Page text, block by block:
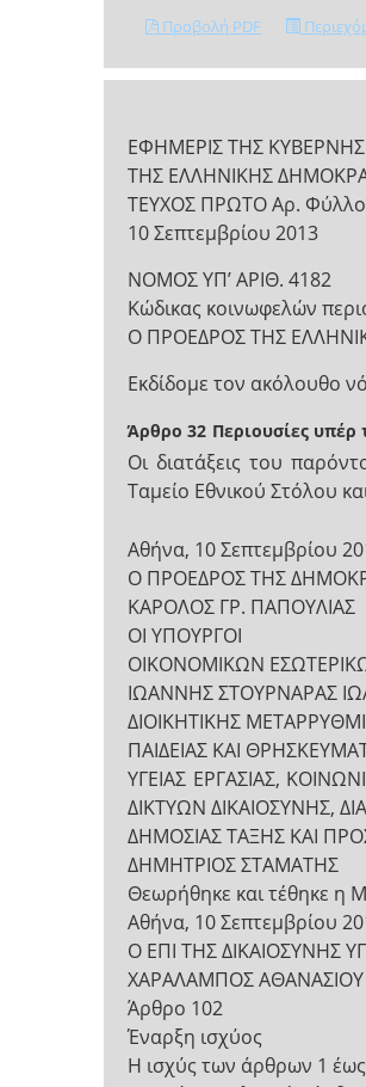
Προβολή PDF
ΕΦΗΜΕΡΙΣ ΤΗΣ
ΤΗΣ ΕΛΛΗΝΙΚΗΣ
ΤΕΥΧΟΣ ΠΡΩΤΟ Αρ.
10 Σεπτεμβρίου 2013
ΝΟΜΟΣ ΥΠ’ ΑΡΙΘ. 4182
Κώδικας κοινωφελών
Ο ΠΡΟΕΔΡΟΣ ΤΗΣ
Εκδίδομε τον ακόλουθο
Άρθρο 32 Περιουσίες
Οι διατάξεις του
Ταμείο Εθνικού Στόλου
Αθήνα, 10 Σεπτεμβρίου
Ο ΠΡΟΕΔΡΟΣ ΤΗΣ
ΚΑΡΟΛΟΣ ΓΡ. ΠΑΠΟΥΛΙΑΣ
ΟΙ ΥΠΟΥΡΓΟΙ
ΟΙΚΟΝΟΜΙΚΩΝ
ΙΩΑΝΝΗΣ ΣΤΟΥΡΝΑΡΑΣ
ΔΙΟΙΚΗΤΙΚΗΣ
ΠΑΙΔΕΙΑΣ ΚΑΙ
ΥΓΕΙΑΣ ΕΡΓΑΣΙΑΣ,
ΔΙΚΤΥΩΝ ΔΙΚΑΙΟΣΥΝΗΣ,
ΔΗΜΟΣΙΑΣ ΤΑΞΗΣ ΚΑΙ
ΔΗΜΗΤΡΙΟΣ ΣΤΑΜΑΤΗΣ
Θεωρήθηκε και τέθηκε η
Αθήνα, 10 Σεπτεμβρίου
Ο ΕΠΙ ΤΗΣ ΔΙΚΑΙΟΣΥΝΗΣ
ΧΑΡΑΛΑΜΠΟΣ ΑΘΑΝΑΣΙΟΥ
Άρθρο 102
Έναρξη ισχύος
Η ισχύς των άρθρων 1